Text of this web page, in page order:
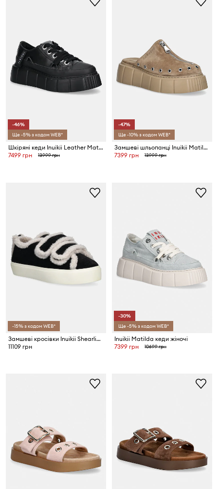
-46%
Ще -5% з кодом WEB*
Шкіряні кеди Inuikii Leather Matilda Low
7499 грн
13999 грн
-47%
Ще -10% з кодом WEB*
Замшеві шльопанці Inuikii Matilda Mule Suede
7399 грн
13999 грн
-15% з кодом WEB*
Замшеві кросівки Inuikii Shearling Low Velcro
11109 грн
-30%
Ще -5% з кодом WEB*
Inuikii Matilda кеди жіночі
7399 грн
10699 грн